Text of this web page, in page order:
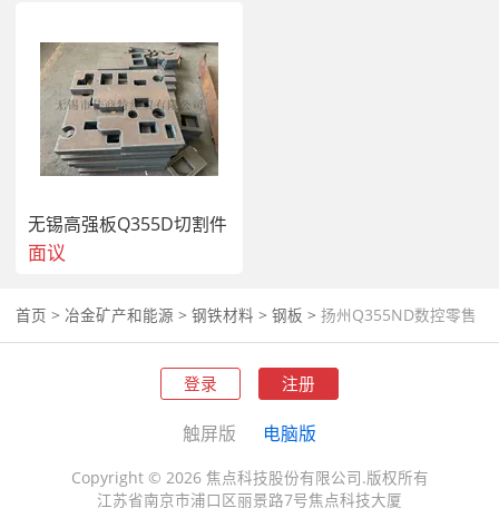
无锡高强板Q355D切割件
面议
首页 > 冶金矿产和能源 > 钢铁材料 > 钢板 > 扬州Q355ND数控零售
登录 注册
触屏版 电脑版
Copyright © 2026 焦点科技股份有限公司.版权所有
江苏省南京市浦口区丽景路7号焦点科技大厦